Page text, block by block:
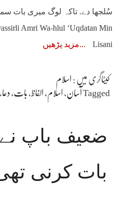
سُلجھا دے. تاکہ لوگ میری بات
Amri Wa-hlul ‘Uqdatan Min
Lisani
مزید پڑھیں
کیٹاگری میں : اسلام
Taggedآسان، اسلام ، الفاظ، بات، دعا
ضعیف باپ
بات کرنی